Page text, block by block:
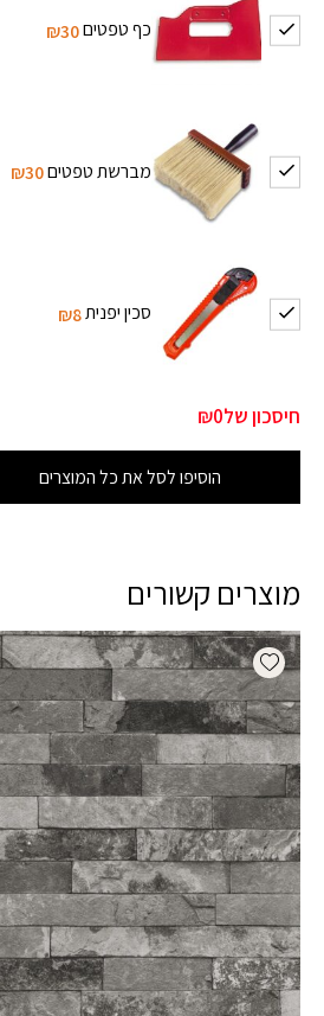
כף טפטים₪30
מברשת טפטים₪30
סכין יפנית₪8
חיסכון של₪0
הוסיפו לסל את כל המוצרים
מוצרים קשורים
Add wishlist